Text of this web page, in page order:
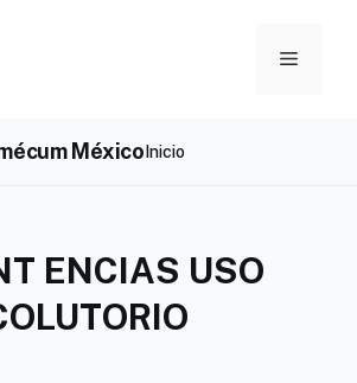
Menu
MéxicoInicio
ENCIAS USO